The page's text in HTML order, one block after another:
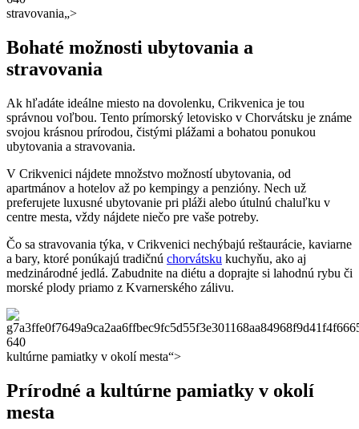
stravovania„>
Bohaté možnosti ubytovania a
stravovania
Ak hľadáte ideálne miesto na⁤ dovolenku, Crikvenica je tou
správnou ⁢voľbou. Tento prímorský​ letovisko v Chorvátsku je známe‍
svojou krásnou prírodou, čistými plážami a bohatou ponukou
ubytovania ‌a stravovania.
V⁤ Crikvenici nájdete množstvo možností​ ubytovania, od
apartmánov a hotelov ‌až po kempingy a⁤ penzióny. Nech už ​
preferujete‍ luxusné ubytovanie pri ⁢pláži alebo⁣ útulnú chaluľku v
centre mesta, vždy nájdete niečo pre ‌vaše potreby.
Čo sa stravovania⁤ týka,⁤ v Crikvenici ⁣nechýbajú reštaurácie, kaviarne
a bary, ktoré ⁣ponúkajú tradičnú chorvátsku ⁤kuchyňu, ako aj
medzinárodné⁤ jedlá. Zabudnite na diétu a doprajte si lahodnú rybu či
‌morské plody priamo z Kvarnerského zálivu.
kultúrne pamiatky v okolí mesta“>
Prírodné a kultúrne pamiatky v ​okolí
⁣mesta